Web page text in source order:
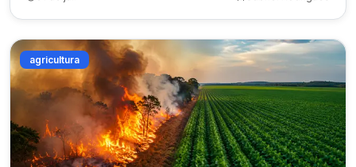
agricultura